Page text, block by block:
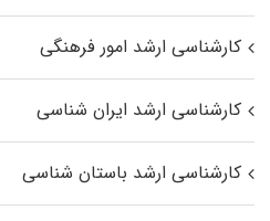
کارشناسی ارشد امور فرهنگی
کارشناسی ارشد ایران شناسی
کارشناسی ارشد باستان شناسی